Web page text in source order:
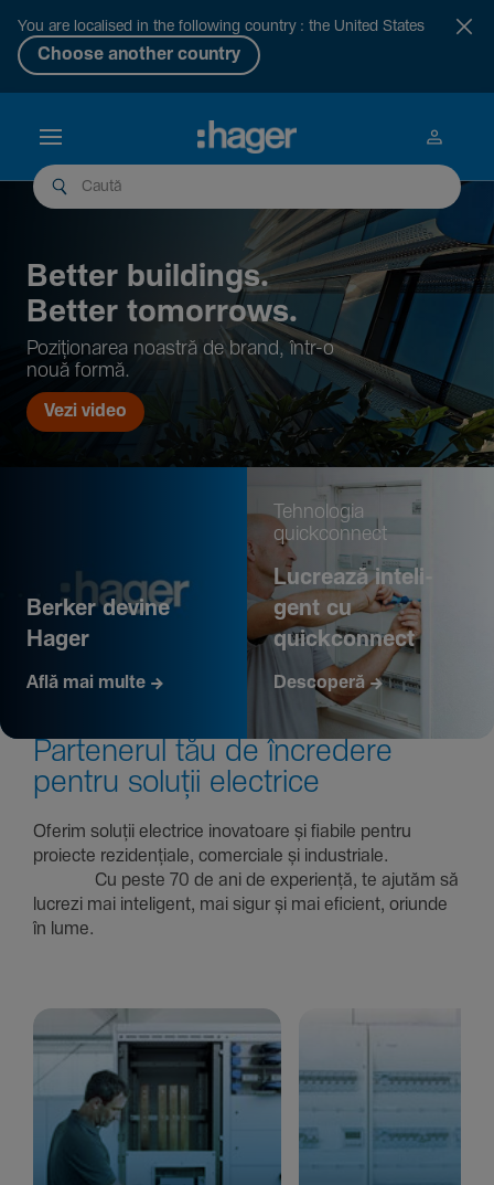
You are localised in the following country : the United States
Choose another country
Better buil­dings.
Better tomor­rows.
Pozi­țio­narea noastră de brand, într-o
nouă formă.
Vezi video
Berker devine
Hager
Află mai multe
Tehno­logia
quickconnect
Lucrează inte­li­
gent cu
quickconnect
Descoperă
Parte­nerul tău de încre­dere
pentru soluții electrice
Oferim soluții electrice inova­toare și fiabile pentru
proiecte rezi­den­țiale, comer­ciale și indus­triale.
Cu peste 70 de ani de expe­riență, te ajutăm să
lucrezi mai inte­li­gent, mai sigur și mai eficient, oriunde
în lume.